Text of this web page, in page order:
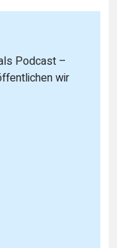
Podcast –
wir